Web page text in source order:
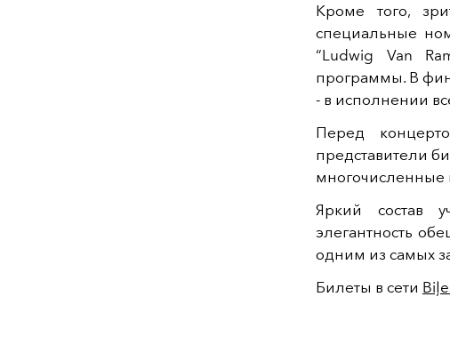
Кроме того,
специальные
“Ludwig Van
программы. В
- в исполнении
Перед
представители
многочисленные
Яркий состав
элегантность
одним из самых
Билеты в сети